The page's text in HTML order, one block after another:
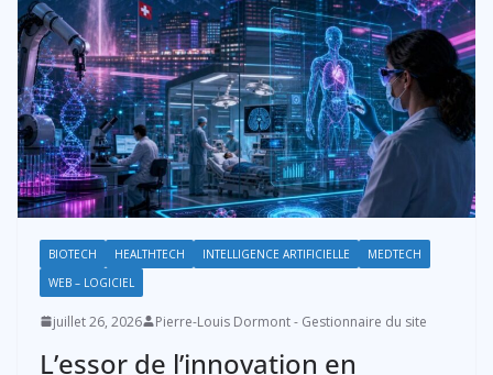
BIOTECH HEALTHTECH INTELLIGENCE ARTIFICIELLE
MEDTECH
WEB – LOGICIEL
juillet 26, 2026 Pierre-Louis Dormont - Gestionnaire du site
L’essor de l’innovation en